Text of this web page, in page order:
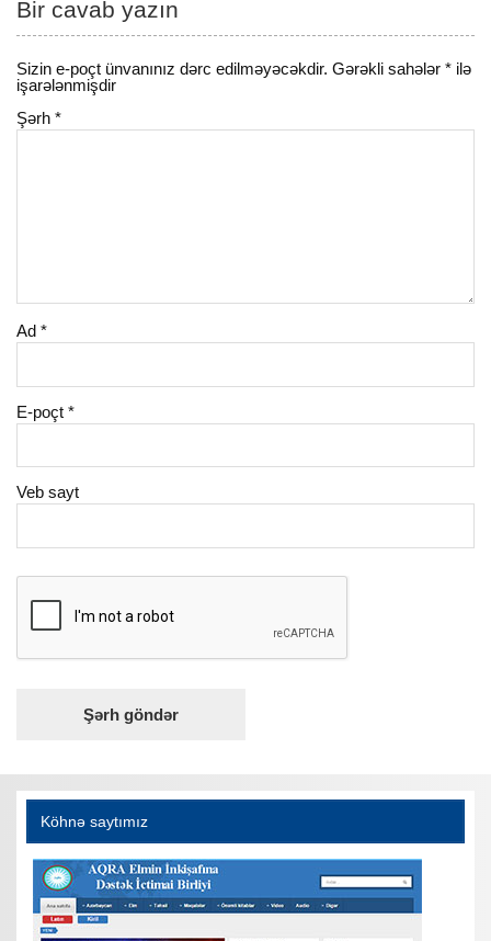
Bir cavab yazın
Sizin e-poçt ünvanınız dərc edilməyəcəkdir. Gərəkli sahələr* ilə
işarələnmişdir
Şərh*
Ad*
E-poçt*
Veb sayt
Köhnə saytımız